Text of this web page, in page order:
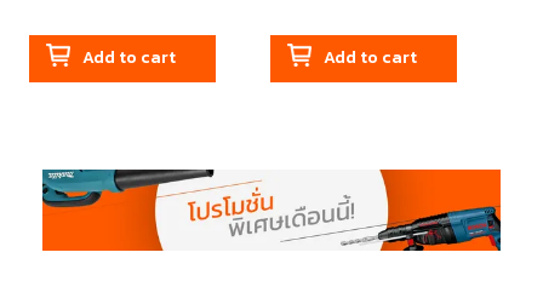
Add to cart Add to cart